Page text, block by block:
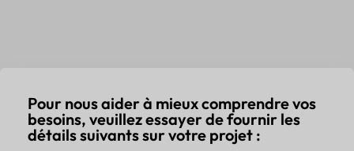
Pour nous aider à mieux comprendre vos
besoins, veuillez essayer de fournir les
détails suivants sur votre projet :